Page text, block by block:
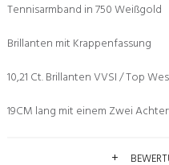
Tennisarmband in 750 Weißgold
Brillanten mit Krappenfassung
10,21 Ct. Brillanten VVSI / Top
19CM lang mit einem Zwei